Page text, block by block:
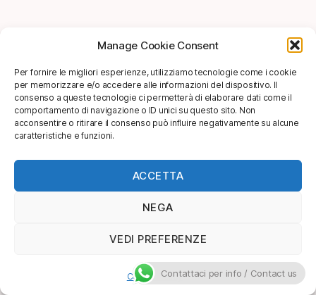
Manage Cookie Consent
Per fornire le migliori esperienze, utilizziamo tecnologie come i cookie
per memorizzare e/o accedere alle informazioni del dispositivo. Il
consenso a queste tecnologie ci permetterà di elaborare dati come il
comportamento di navigazione o ID unici su questo sito. Non
acconsentire o ritirare il consenso può influire negativamente su alcune
caratteristiche e funzioni.
ACCETTA
NEGA
VEDI PREFERENZE
Cookie PolicyContattaci per info / Contact us